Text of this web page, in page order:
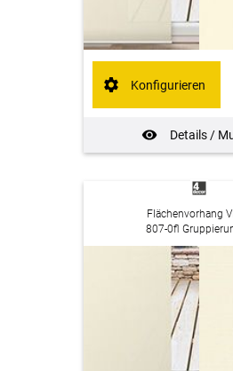
Details /
Konfigurieren
Flächenvorhang
807-0fl